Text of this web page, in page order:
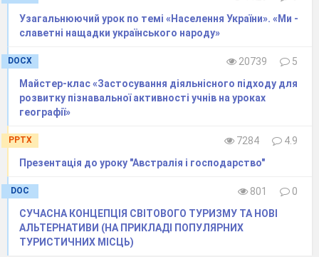
спец.закладах(тюрмах, псих. лікарнях )
Ті, хто потенційно
мають можливість працювати, але не
працюють загалом
пенсіонери, студенти)
Безробітні, які
Зайняті, які мають
ЕАН
- це частина населення, зайнята суспільно-
корисною діяльністю, яка приносить прибуток.
Щодо цього визначення хочу нагадати думку
відомого економіста Адама Смітта: «Дайте
​Узагальнюючий урок по темі «Населення України». «Ми -
славетні нащадки українського народу»
DOCX 20739
5
Майстер-клас «Застосування діяльнісного підходу для
розвитку пізнавальної активності учнів на уроках
географії»
PPTX 7284
4.9
Презентація до уроку "Австралія і господарство"
DOC 801
0
СУЧАСНА КОНЦЕПЦІЯ СВІТОВОГО ТУРИЗМУ ТА НОВІ
АЛЬТЕРНАТИВИ (НА ПРИКЛАДІ ПОПУЛЯРНИХ
ТУРИСТИЧНИХ МІСЦЬ)